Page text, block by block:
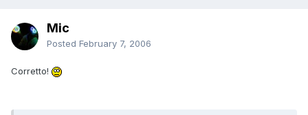
Mic
Posted February 7, 2006
Corretto!